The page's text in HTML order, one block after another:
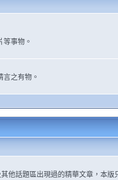
事物。
言之有物。
他話題區出現過的精華文章，本版